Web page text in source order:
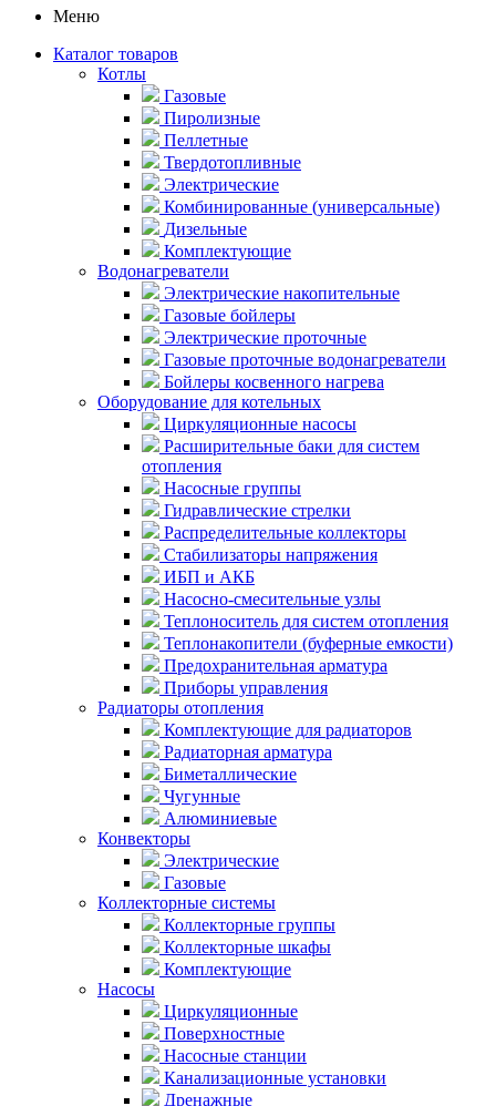
Меню
Каталог товаров
Котлы
Газовые
Пиролизные
Пеллетные
Твердотопливные
Электрические
Комбинированные (универсальные)
Дизельные
Комплектующие
Водонагреватели
Электрические накопительные
Газовые бойлеры
Электрические проточные
Газовые проточные водонагреватели
Бойлеры косвенного нагрева
Оборудование для котельных
Циркуляционные насосы
Расширительные баки для систем
отопления
Насосные группы
Гидравлические стрелки
Распределительные коллекторы
Стабилизаторы напряжения
ИБП и АКБ
Насосно-смесительные узлы
Теплоноситель для систем отопления
Теплонакопители (буферные емкости)
Предохранительная арматура
Приборы управления
Радиаторы отопления
Комплектующие для радиаторов
Радиаторная арматура
Биметаллические
Чугунные
Алюминиевые
Конвекторы
Электрические
Газовые
Коллекторные системы
Коллекторные группы
Коллекторные шкафы
Комплектующие
Насосы
Циркуляционные
Поверхностные
Насосные станции
Канализационные установки
Дренажные